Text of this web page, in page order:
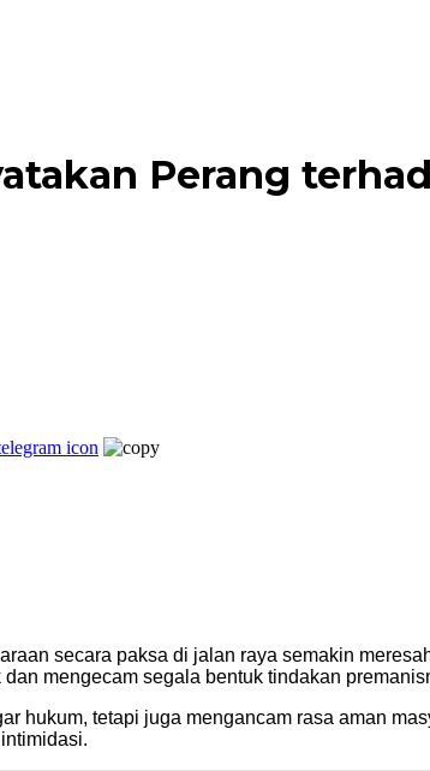
Perang
secara paksa di jalan raya semakin
mengecam segala bentuk tindakan
hukum, tetapi juga mengancam rasa aman